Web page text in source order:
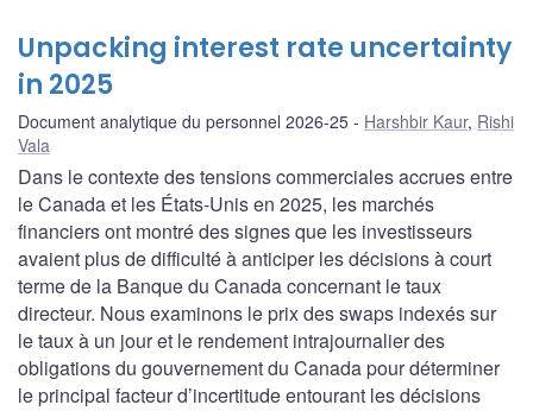
Unpacking interest rate uncertainty
in 2025
Document analytique du personnel 2026-25 Harshbir Kaur, Rishi
Vala
Dans le contexte des tensions commerciales accrues entre
le Canada et les États-Unis en 2025, les marchés
financiers ont montré des signes que les investisseurs
avaient plus de difficulté à anticiper les décisions à court
terme de la Banque du Canada concernant le taux
directeur. Nous examinons le prix des swaps indexés sur
le taux à un jour et le rendement intrajournalier des
obligations du gouvernement du Canada pour déterminer
le principal facteur d’incertitude entourant les décisions